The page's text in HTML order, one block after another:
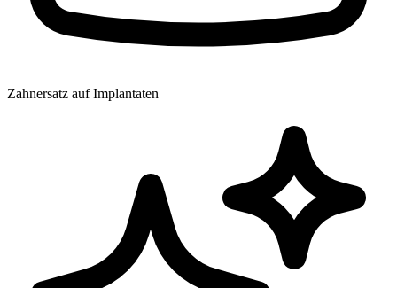
Zahnersatz auf Implantaten